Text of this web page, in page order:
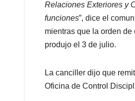
Relaciones Exteriores y
funciones”, dice el
mientras que la orden
produjo el 3 de julio.
La canciller dijo que
Oficina de Control